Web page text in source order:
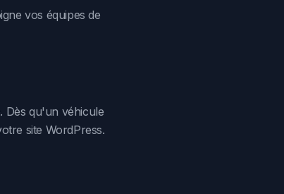
vos équipes de
Dès qu'un véhicule
site WordPress.